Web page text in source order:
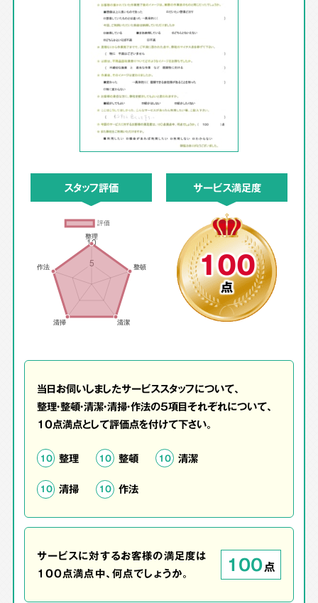
スタッフ評価 サービス満足度
100
点
当日お伺いしましたサービススタッフについて、
整理・整頓・清潔・清掃・作法の5項目それぞれについて、
10点満点として評価点を付けて下さい。
10 整理 10 整頓 10 清潔
10 清掃 10 作法
サービスに対するお客様の満足度は
100点満点中、何点でしょうか。
100点